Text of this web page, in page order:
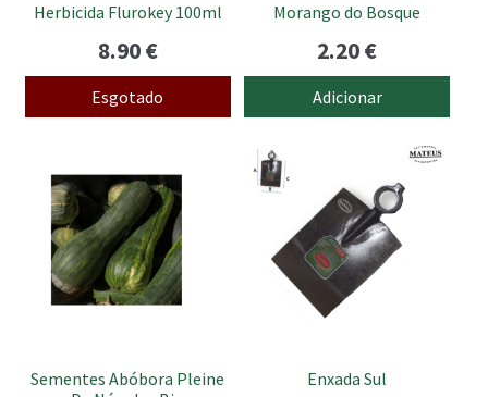
Herbicida Flurokey 100ml
8.90€
Esgotado
Morango do Bosque
2.20€
Adicionar
Sementes Abóbora Pleine
Enxada Sul